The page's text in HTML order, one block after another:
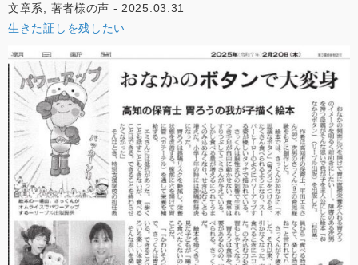
文章系, 著者様の声 - 2025.03.31
生きた証しを残したい